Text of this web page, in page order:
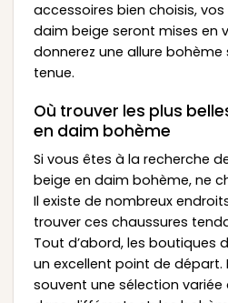
accessoires bien choisis,
daim beige seront mises en
donnerez une allure
tenue.
Où trouver les plus
en daim bohème
Si vous êtes à la recherche
beige en daim bohème, ne
Il existe de nombreux
trouver ces chaussures
Tout d’abord, les boutiques
un excellent point de départ.
souvent une sélection